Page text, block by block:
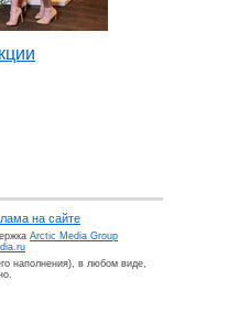
на сайте
Arctic Media Group
наполнения), в любом виде,